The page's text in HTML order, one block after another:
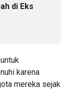
di Eks
karena
mereka sejak